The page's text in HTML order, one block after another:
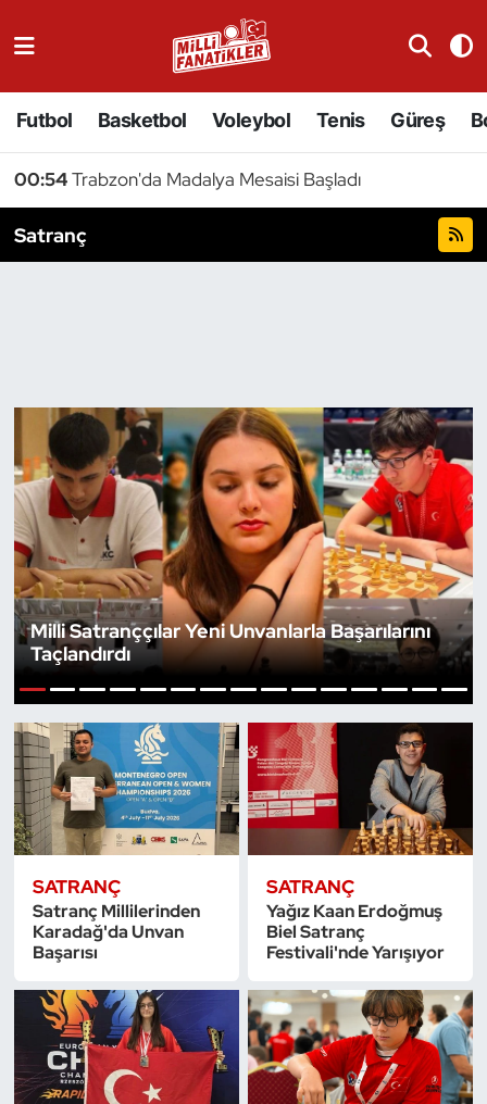
Futbol Basketbol Voleybol Tenis Güreş
00:54Trabzon'da Madalya Mesaisi Başladı
Satranç
Milli Satranççılar Yeni Unvanlarla Başarılarını
Taçlandırdı
1 2 3 4 5 6 7 8 9 10 11 12 13 14 15
SATRANÇ
Satranç Millilerinden
Karadağ'da Unvan
Başarısı
SATRANÇ
Yağız Kaan Erdoğmuş
Biel Satranç
Festivali'nde Yarışıyor
Badminton
Basketbol
Binicilik
Bisiklet
Bocce Bowling Dart
Boks
Briç
Buz Hokeyi
Buz Pateni
Çim Hokeyi
Cimnastik
Curling
Dağcılık
Dans Sporları
Dövüş Sanatı